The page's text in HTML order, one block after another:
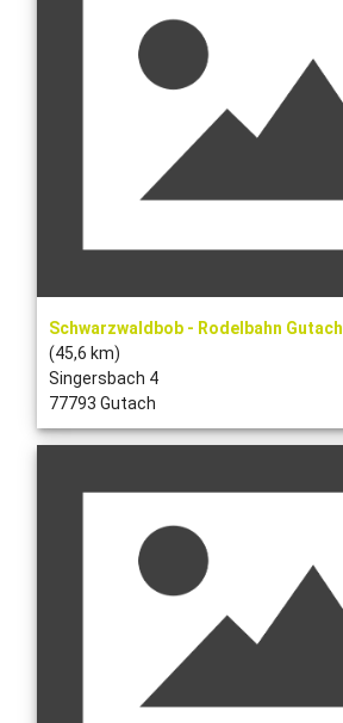
Schwarzwaldbob - Rodelbahn Gutach
(45,6 km)
Singersbach 4
77793 Gutach